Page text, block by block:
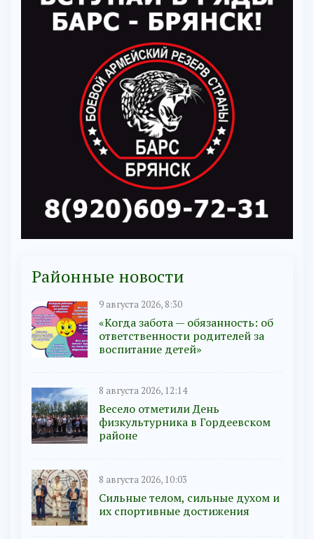
Районные новости
9 августа 2026, 8:30
«Когда забота — обязанность: об
ответственности родителей за
воспитание детей»
8 августа 2026, 12:14
Весело отметили День
физкультурника в Гордеевском
районе
8 августа 2026, 10:03
Сильные телом, сильные духом и
их спортивные достижения